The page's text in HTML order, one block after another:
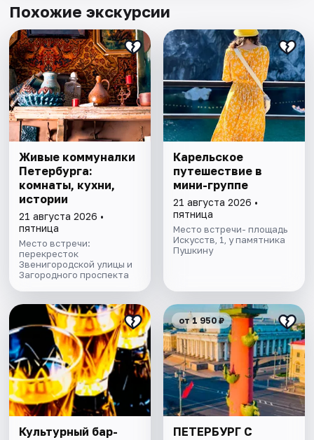
Похожие экскурсии
Живые коммуналки
Петербурга:
комнаты, кухни,
истории
21 августа 2026 •
пятница
Место встречи:
перекресток
Звенигородской улицы и
Загородного проспекта
Карельское
путешествие в
мини-группе
21 августа 2026 •
пятница
Место встречи- площадь
Искусств, 1, у памятника
Пушкину
Культурный бар-
от 1 950 ₽
ПЕТЕРБУРГ С